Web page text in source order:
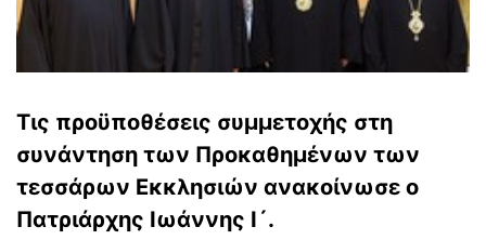
Τις προϋποθέσεις συμμετοχής στη
συνάντηση των Προκαθημένων των
τεσσάρων Εκκλησιών ανακοίνωσε ο
Πατριάρχης Ιωάννης Ι´.